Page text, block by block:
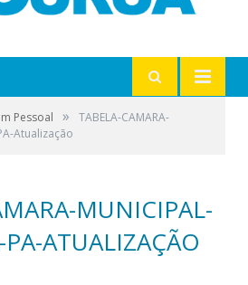
Pessoal »
TABELA-CAMARA-
Atualização
MUNICIPAL-
ATUALIZAÇÃO